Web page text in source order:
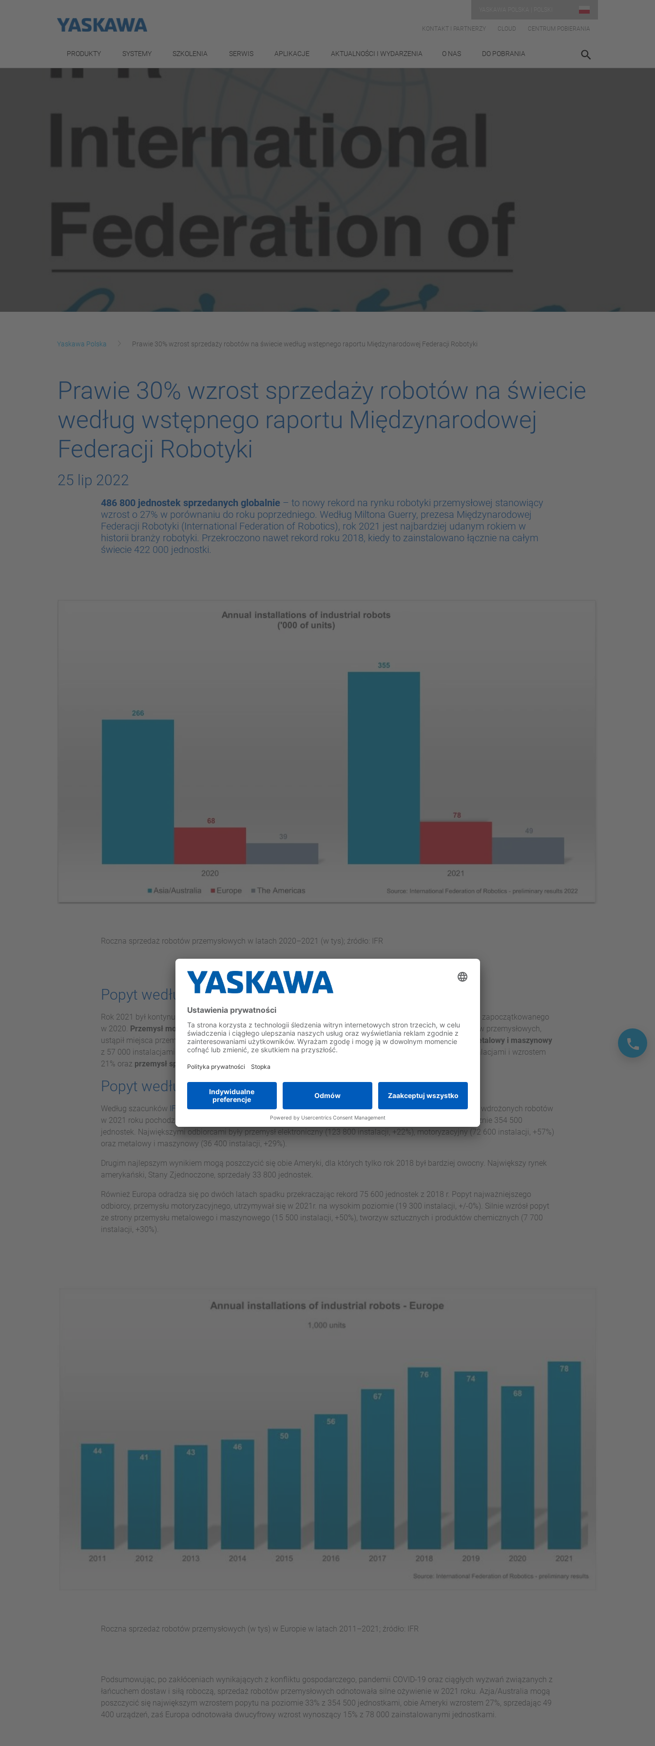
KONTAKT I PARTNERZY CLOUD CENTRUM POBIERANIA
PRODUKTY SYSTEMY SZKOLENIA SERWIS APLIKACJE AKTUALNOŚCI I WYDARZENIA O NAS DO POBRANIA
Yaskawa Polska Prawie 30% wzrost sprzedaży robotów na świecie według wstępnego raportu Międzynarodowej Federacji Robotyki
Prawie 30% wzrost sprzedaży robotów na świecie
według wstępnego raportu Międzynarodowej
Federacji Robotyki
25 lip 2022
486 800 jednostek sprzedanych globalnie – to nowy rekord na rynku robotyki przemysłowej stanowiący
wzrost o 27% w porównaniu do roku poprzedniego. Według Miltona Guerry, prezesa Międzynarodowej
Federacji Robotyki (International Federation of Robotics), rok 2021 jest najbardziej udanym rokiem w
historii branży robotyki. Przekroczono nawet rekord roku 2018, kiedy to zainstalowano łącznie na całym
świecie 422 000 jednostki.
Roczna sprzedaż robotów przemysłowych w latach 2020–2021 (w tys); źródło: IFR
Popyt według branż
Rok 2021 był kontynuacją wzrostu udziału
w sprzedaży robotów na całym świecie zapoczątkowanego
w 2020. Przemysł motoryzacyjny(109 000 instalacji, +37%) będący największym dotychczas odbiorcą robotów przemysłowych,
ustąpił miejsca przemysłowi elektronicznemu (132 000 instalacji, +21%). Kolejne miejsce zajmujeprzemysł metalowy i maszynowy
z 57 000 instalacjami i wzrostem 38%,przemysł tworzyw sztucznych i produktów chemicznych
z 22 500 instalacjami i wzrostem
21% oraz przemysł spożywczy- 15 300 instalacji, +24%.
Popyt według regionów
Według szacunków IFR
wiodącą pozycję w sprzedaży robotów zajmują nadal kraje Azji. 73% wszystkich nowo wdrożonych robotów
w 2021 roku pochodzi z Azji. W porównaniu z rokiem poprzednim Azja odnotowała 33% wzrost sprzedając łącznie 354 500
jednostek. Największymi odbiorcami były przemysł elektroniczny (123 800 instalacji, +22%), motoryzacyjny (72 600 instalacji, +57%)
oraz metalowy i maszynowy (36 400 instalacji, +29%).
Drugim najlepszym wynikiem mogą poszczycić się obie Ameryki, dla których tylko rok 2018 był bardziej owocny. Największy rynek
amerykański, Stany Zjednoczone, sprzedały 33 800 jednostek.
Również Europa odradza się po dwóch latach spadku przekraczając rekord 75 600 jednostek z 2018 r. Popyt najważniejszego
odbiorcy, przemysłu motoryzacyjnego, utrzymywał się w 2021r. na wysokim poziomie (19 300 instalacji, +/-0%). Silnie wzrósł popyt
ze strony przemysłu metalowego i maszynowego (15 500 instalacji, +50%), tworzyw sztucznych i produktów chemicznych (7 700
instalacji, +30%).
Roczna sprzedaż robotów przemysłowych (w tys) w Europie w latach 2011–2021; źródło: IFR
Podsumowując, po zakłóceniach wynikających z konfliktu gospodarczego, pandemii COVID-19 oraz ciągłych wyzwań związanych z
łańcuchem dostaw i siłą roboczą, sprzedaż robotów przemysłowych odnotowała silne ożywienie w 2021 roku. Azja/Australia mogą
poszczycić się największym wzrostem popytu na poziomie 33% z 354 500 jednostkami, obie Ameryki wzrostem 27%, sprzedając 49
400 urządzeń, zaś Europa odnotowała dwucyfrowy wzrost wynoszący 15% z 78 000 zainstalowanymi jednostkami.